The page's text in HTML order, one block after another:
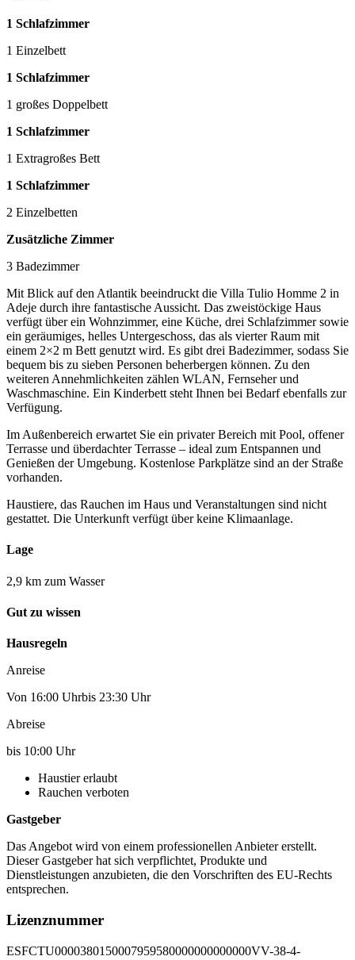
1 Schlafzimmer
1 Einzelbett
1 Schlafzimmer
1 großes Doppelbett
1 Schlafzimmer
1 Extragroßes Bett
1 Schlafzimmer
2 Einzelbetten
Zusätzliche Zimmer
3 Badezimmer
Mit Blick auf den Atlantik beeindruckt die Villa Tulio Homme 2 in
Adeje durch ihre fantastische Aussicht. Das zweistöckige Haus
verfügt über ein Wohnzimmer, eine Küche, drei Schlafzimmer sowie
ein geräumiges, helles Untergeschoss, das als vierter Raum mit
einem 2×2 m Bett genutzt wird. Es gibt drei Badezimmer, sodass Sie
bequem bis zu sieben Personen beherbergen können. Zu den
weiteren Annehmlichkeiten zählen WLAN, Fernseher und
Waschmaschine. Ein Kinderbett steht Ihnen bei Bedarf ebenfalls zur
Verfügung.
Im Außenbereich erwartet Sie ein privater Bereich mit Pool, offener
Terrasse und überdachter Terrasse – ideal zum Entspannen und
Genießen der Umgebung. Kostenlose Parkplätze sind an der Straße
vorhanden.
Haustiere, das Rauchen im Haus und Veranstaltungen sind nicht
gestattet. Die Unterkunft verfügt über keine Klimaanlage.
Lage
2,9 km zum Wasser
Gut zu wissen
Hausregeln
Anreise
Von 16:00 Uhrbis 23:30 Uhr
Abreise
bis 10:00 Uhr
Haustier erlaubt
Rauchen verboten
Gastgeber
Das Angebot wird von einem professionellen Anbieter erstellt.
Dieser Gastgeber hat sich verpflichtet, Produkte und
Dienstleistungen anzubieten, die den Vorschriften des EU-Rechts
entsprechen.
Lizenznummer
ESFCTU0000380150007959580000000000000VV-38-4-